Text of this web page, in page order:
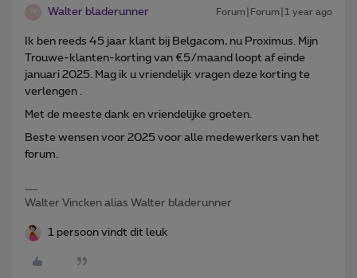
Walter bladerunner Forum|Forum|1 year ago
Ik ben reeds 45 jaar klant bij Belgacom, nu Proximus. Mijn
Trouwe-klanten-korting van €5/maand loopt af einde
januari 2025. Mag ik u vriendelijk vragen deze korting te
verlengen .
Met de meeste dank en vriendelijke groeten.
Beste wensen voor 2025 voor alle medewerkers van het
forum.
Walter Vincken alias Walter bladerunner
1 persoon vindt dit leuk